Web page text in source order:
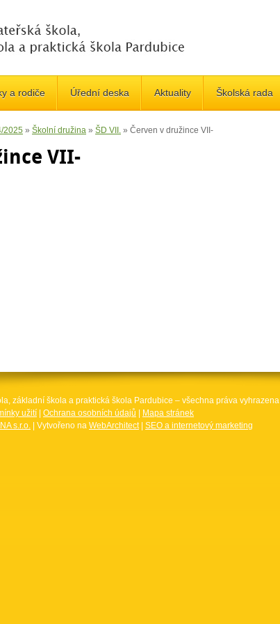
a rodiče Úřední deska Aktuality Školská rada
2025 » Školní družina » ŠD VII. » Červen v družince VII-
VII-
základní škola a praktická škola Pardubice – všechna práva vyhrazena
užití Ochrana osobních údajů
Mapa stránek
s.r.o. | Vytvořeno na WebArchitect| SEO a internetový marketing